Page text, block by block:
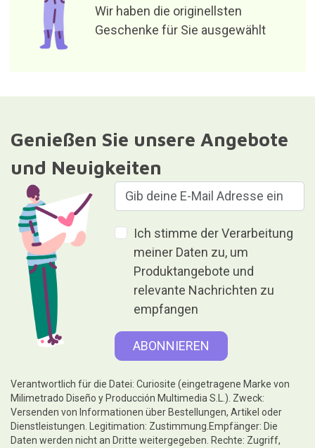
Wir haben die originellsten
Geschenke für Sie ausgewählt
Genießen Sie unsere Angebote
und Neuigkeiten
Ich stimme der Verarbeitung
meiner Daten zu, um
Produktangebote und
relevante Nachrichten zu
empfangen
Verantwortlich für die Datei: Curiosite (eingetragene Marke von
Milimetrado Diseño y Producción Multimedia S.L.). Zweck:
Versenden von Informationen über Bestellungen, Artikel oder
Dienstleistungen. Legitimation: Zustimmung.Empfänger: Die
Daten werden nicht an Dritte weitergegeben. Rechte: Zugriff,